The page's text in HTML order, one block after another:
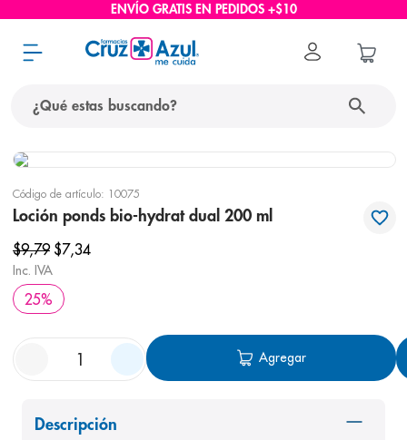
ENVÍO GRATIS EN PEDIDOS +$10
Código de artículo: 10075
Loción ponds bio-hydrat dual 200 ml
$9,79 $7,34
Inc. IVA
25%
Agregar
Descripción
términos más buscados
protector solar
3.
4. cerave
shampoo
8. pediasure